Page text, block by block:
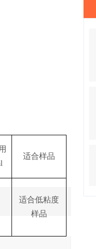
适合样品
适合低粘度
样品